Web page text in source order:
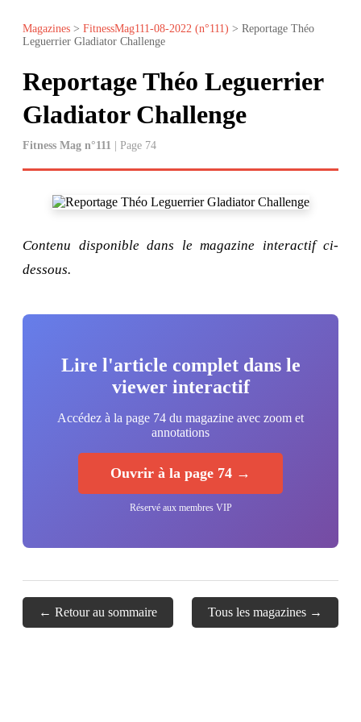
Magazines > FitnessMag111-08-2022 (n°111) > Reportage Théo
Leguerrier Gladiator Challenge
Reportage Théo Leguerrier
Gladiator Challenge
Fitness Mag n°111 | Page 74
Contenu disponible dans le magazine interactif ci-
dessous.
Lire l'article complet dans le
viewer interactif
Accédez à la page 74 du magazine avec zoom et
annotations
Ouvrir à la page 74 →
Réservé aux membres VIP
← Retour au sommaire Tous les magazines →